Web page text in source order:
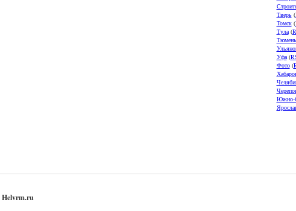
Тверь(
Томск(
Тула(
Тюмень
Уфа(
Фото(
Южно-
Helvrm.ru